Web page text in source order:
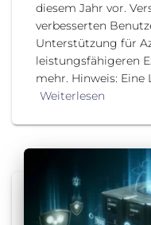
diesem Jahr vor.
verbesserten
Unterstützung für
leistungsfähigeren
mehr. Hinweis:
Weiterlesen